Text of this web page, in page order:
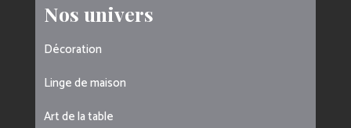
Nos univers
Décoration
Linge de maison
Art de la table